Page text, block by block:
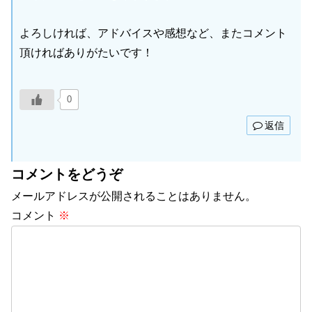
よろしければ、アドバイスや感想など、またコメント
頂ければありがたいです！
0
返信
コメントをどうぞ
メールアドレスが公開されることはありません。
コメント ※